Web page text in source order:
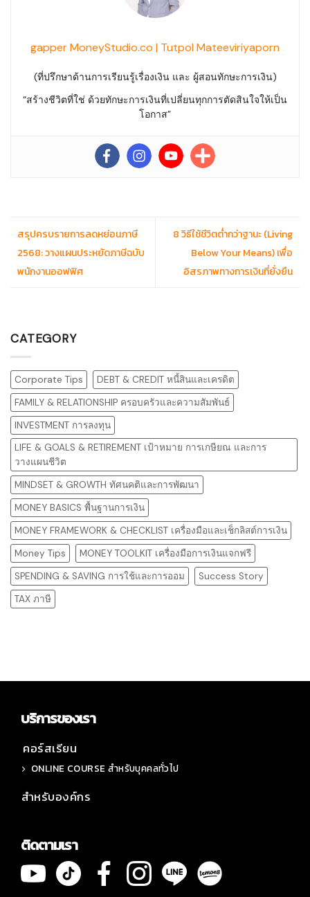
gapper MoneyStudio.co | Tutpol Mateeviriyaporn
(ที่ปรึกษาด้านการเรียนรู้เรื่องเงิน และ ผู้สอนทักษะการเงิน)
“สร้างชีวิตที่ใช่ ด้วยทักษะการเงินที่เปลี่ยนทุกการตัดสินใจให้เป็น
โอกาส”
สรุปครบรายการลดหย่อนภาษี
2568: วางแผนประหยัดภาษีฉบับ
พนักงานออฟฟิศ
8 วิธีใช้ชีวิตต่ำกว่าฐานะ (Living
Below Your Means) เพื่อ
อิสรภาพทางการเงินที่ยั่งยืน
CATEGORY
Corporate Tips
DEBT & CREDIT หนี้สินและเครดิต
FAMILY & RELATIONSHIP ครอบครัวและความสัมพันธ์
INVESTMENT การลงทุน
LIFE & GOALS & RETIREMENT เป้าหมาย การเกษียณ และการ
วางแผนชีวิต
MINDSET & GROWTH ทัศนคติและการพัฒนา
MONEY BASICS พื้นฐานการเงิน
MONEY FRAMEWORK & CHECKLIST เครื่องมือและเช็กลิสต์การเงิน
Money Tips
MONEY TOOLKIT เครื่องมือการเงินแจกฟรี
SPENDING & SAVING การใช้และการออม
Success Story
TAX ภาษี
บริการของเรา
คอร์สเรียน
ONLINE COURSE สำหรับบุคคลทั่วไป
สำหรับองค์กร
ติดตามเรา